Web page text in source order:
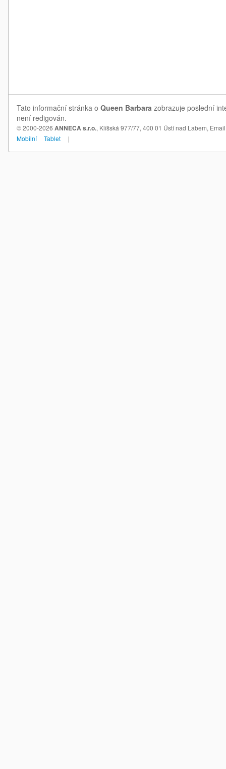
Tato informační stránka o Queen Barbara zobrazuje poslední
není redigován.
© 2000-2026 ANNECA s.r.o., Klíšská 977/77, 400 01 Ústí nad Labem,
Mobilní
Tablet |